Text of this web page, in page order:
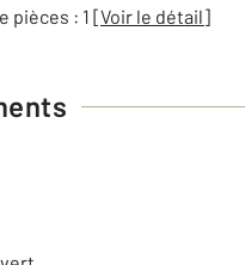
pièces : 1 [Voir le détail]